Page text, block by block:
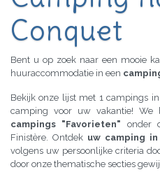
Conquet
Bent u op zoek naar een mooie
huuraccommodatie in een
Bekijk onze lijst met 1 campings
camping voor uw vakantie! We
campings "Favorieten" onder
Finistère. Ontdek uw camping
volgens uw persoonlijke criteria
door onze thematische secties